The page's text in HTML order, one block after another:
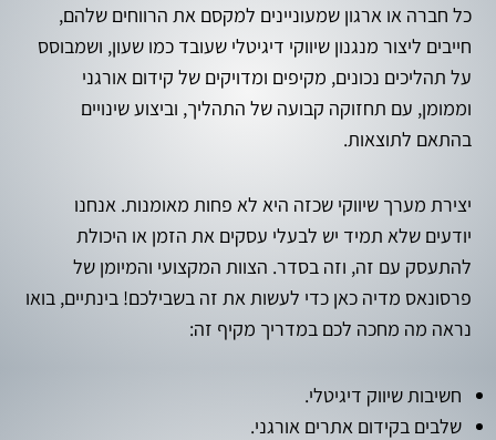
כל חברה או ארגון שמעוניינים למקסם את הרווחים שלהם,
חייבים ליצור מנגנון שיווקי דיגיטלי שעובד כמו שעון, ושמבוסס
על תהליכים נכונים, מקיפים ומדויקים של קידום אורגני
וממומן, עם תחזוקה קבועה של התהליך, וביצוע שינויים
בהתאם לתוצאות.
יצירת מערך שיווקי שכזה היא לא פחות מאומנות. אנחנו
יודעים שלא תמיד יש לבעלי עסקים את הזמן או היכולת
להתעסק עם זה, וזה בסדר. הצוות המקצועי והמיומן של
פרסונאס מדיה כאן כדי לעשות את זה בשבילכם! בינתיים, בואו
נראה מה מחכה לכם במדריך מקיף זה:
חשיבות שיווק דיגיטלי.
שלבים בקידום אתרים אורגני.